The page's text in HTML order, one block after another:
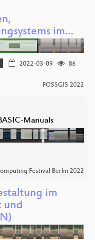
im…
2022-03-09
86
FOSSGIS 2022
Manuals
Festival Berlin 2022
im
und